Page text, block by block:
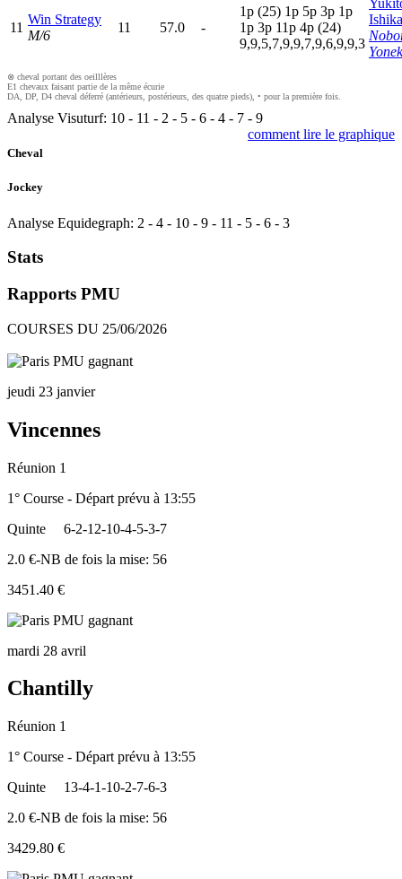
11
Win Strategy
M/6
11 57.0 -
1p (25) 1p 5p 3p 1p
1p 3p 11p 4p (24)
9,9,5,7,9,9,7,9,6,9,9,3
⊗ cheval portant des oeilllères
E1 chevaux faisant partie de la même écurie
DA, DP, D4 cheval déferré (antérieurs, postérieurs, des quatre pieds), • pour la première fois.
Analyse Visuturf: 10 - 11 - 2 - 5 - 6 - 4 - 7 - 9
comment lire le graphique
Cheval
Jockey
Analyse Equidegraph: 2 - 4 - 10 - 9 - 11 - 5 - 6 - 3
Stats
Rapports PMU
COURSES DU 25/06/2026
jeudi 23 janvier
Vincennes
Réunion 1
1° Course - Départ prévu à 13:55
Quinte
6-2-12-10-4-5-3-7
2.0 €-NB de fois la mise: 56
3451.40 €
mardi 28 avril
Chantilly
Réunion 1
1° Course - Départ prévu à 13:55
Quinte
13-4-1-10-2-7-6-3
2.0 €-NB de fois la mise: 56
3429.80 €